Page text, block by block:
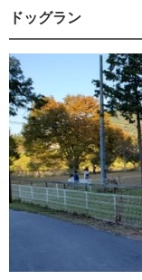
ドッグラン